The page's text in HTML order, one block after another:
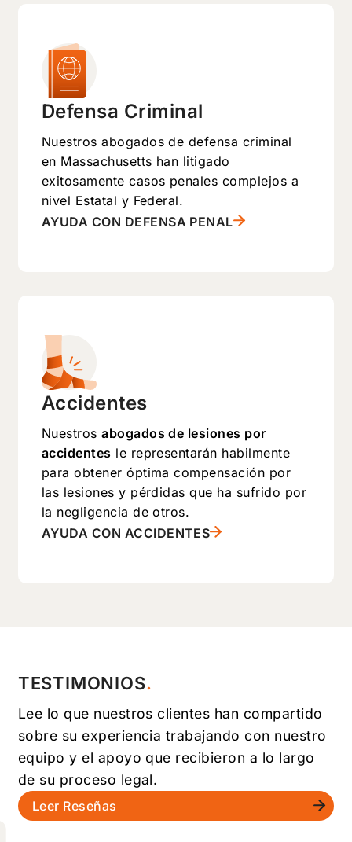
Defensa Criminal
Nuestros abogados de defensa criminal
en Massachusetts han litigado
exitosamente casos penales complejos a
nivel Estatal y Federal.
AYUDA CON DEFENSA PENAL
Accidentes
Nuestrosabogados de lesiones por
accidentes le representarán habilmente
para obtener óptima compensación por
las lesiones y pérdidas que ha sufrido por
la negligencia de otros.
AYUDA CON ACCIDENTES
TESTIMONIOS
Lee lo que nuestros clientes han compartido
sobre su experiencia trabajando con nuestro
equipo y el apoyo que recibieron a lo largo
de su proceso legal.
Leer Reseñas